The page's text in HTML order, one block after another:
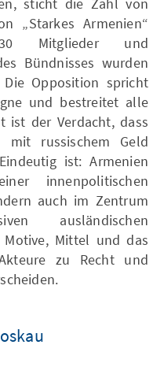
„Starkes Armenien“
Mitglieder und
Bündnisses wurden
Die Opposition spricht
und bestreitet alle
ist der Verdacht, dass
mit russischem Geld
ist: Armenien
innenpolitischen
auch im Zentrum
ausländischen
Motive, Mittel und das
zu Recht und